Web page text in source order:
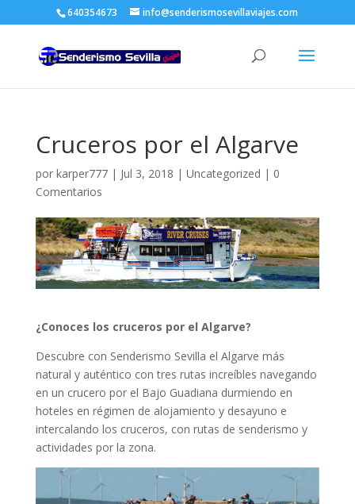
640354673 info@senderismosevillaviajes.com
Cruceros por el Algarve
por karper777| Jul 3, 2018 | Uncategorized | 0
Comentarios
¿Conoces los cruceros por el Algarve?
Descubre con Senderismo Sevilla el Algarve más
natural y auténtico con tres rutas increíbles navegando
en un crucero por el Bajo Guadiana durmiendo en
hoteles en régimen de alojamiento y desayuno e
intercalando los cruceros, con rutas de senderismo y
actividades por la zona.